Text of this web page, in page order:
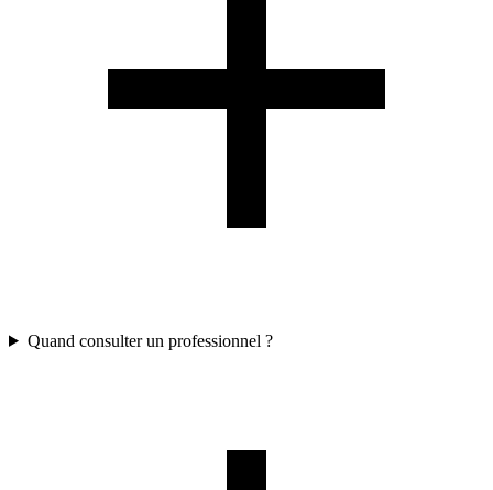
Quand consulter un professionnel ?